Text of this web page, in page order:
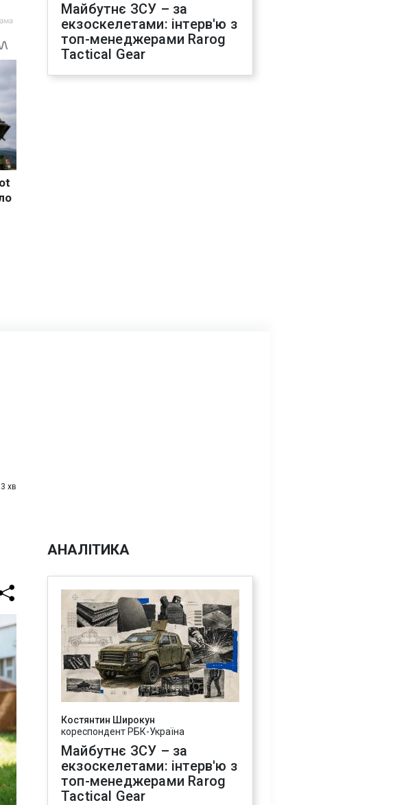
Майбутнє ЗСУ – за
екзоскелетами: інтерв'ю з
топ-менеджерами Rarog
Tactical Gear
3 хв
АНАЛІТИКА
Костянтин Широкун
кореспондент РБК-Україна
Майбутнє ЗСУ – за
екзоскелетами: інтерв'ю з
топ-менеджерами Rarog
Tactical Gear